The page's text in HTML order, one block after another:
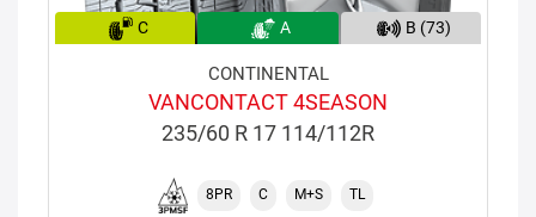
C A B (73)
CONTINENTAL
VANCONTACT 4SEASON
235/60 R 17 114/112R
8PR C M+S TL